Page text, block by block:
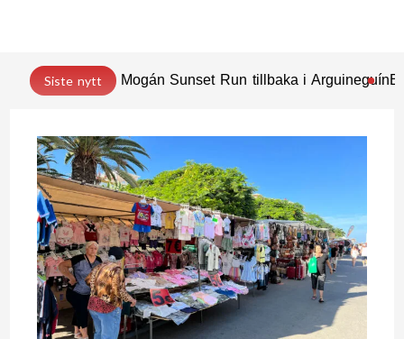
Siste nytt Mogán Sunset Run tillbaka i Arguineguín